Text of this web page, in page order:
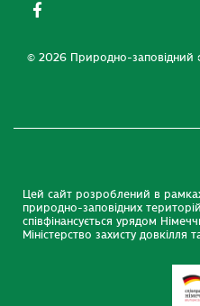
© 2026 Природно-заповідний
Цей сайт розроблений в
природно-заповідних
співфінансується урядом
Міністерство захисту довкілля